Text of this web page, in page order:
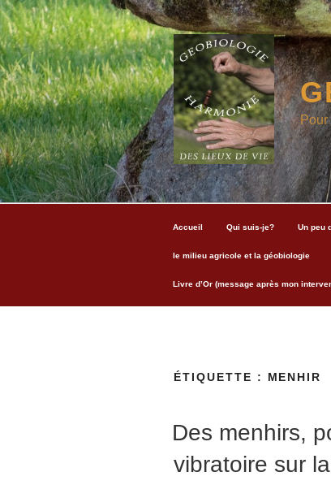
Aller
au
contenu
principal
Pour
Accueil Qui suis-je? Un peu
le milieu agricole et la géobiologie
Livre d’Or (message après mon
ÉTIQUETTE : MENHIR
Des menhirs,
vibratoire sur